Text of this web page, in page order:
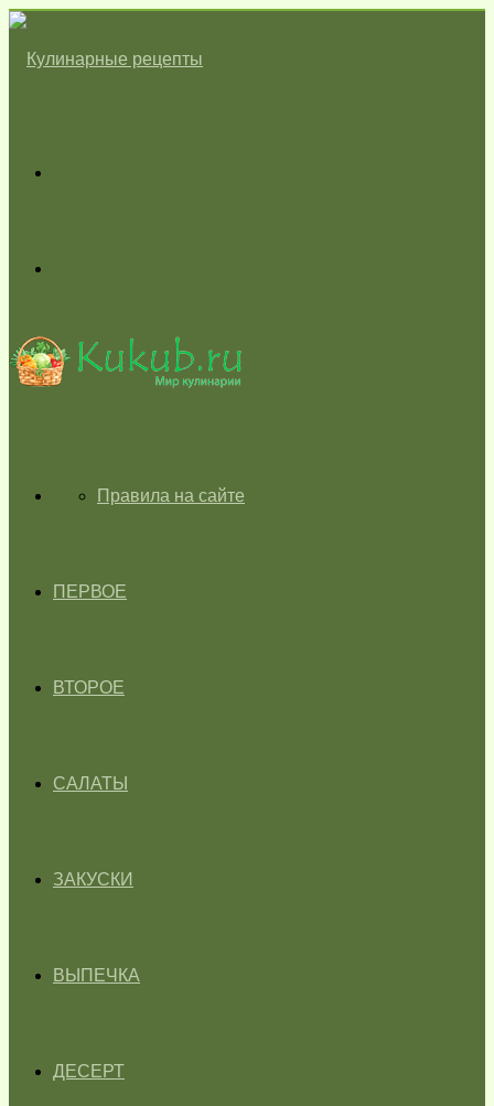
skin
ГЛАВНАЯПравила на сайте
ПЕРВОЕ
ВТОРОЕ
САЛАТЫ
ЗАКУСКИ
ВЫПЕЧКА
ДЕСЕРТ